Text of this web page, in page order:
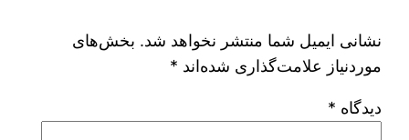
نشانی ایمیل شما منتشر نخواهد شد. بخش‌های
موردنیاز علامت‌گذاری شده‌اند *
دیدگاه *